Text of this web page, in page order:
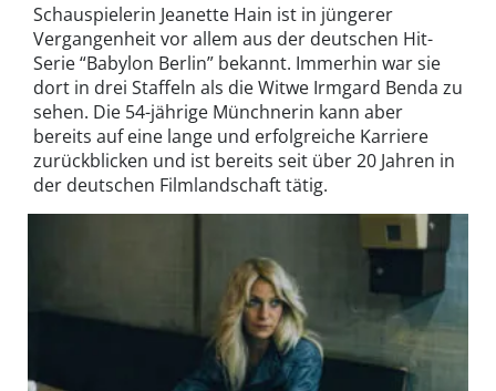
Schauspielerin Jeanette Hain ist in jüngerer
Vergangenheit vor allem aus der deutschen Hit-
Serie “Babylon Berlin” bekannt. Immerhin war sie
dort in drei Staffeln als die Witwe Irmgard Benda zu
sehen. Die 54-jährige Münchnerin kann aber
bereits auf eine lange und erfolgreiche Karriere
zurückblicken und ist bereits seit über 20 Jahren in
der deutschen Filmlandschaft tätig.